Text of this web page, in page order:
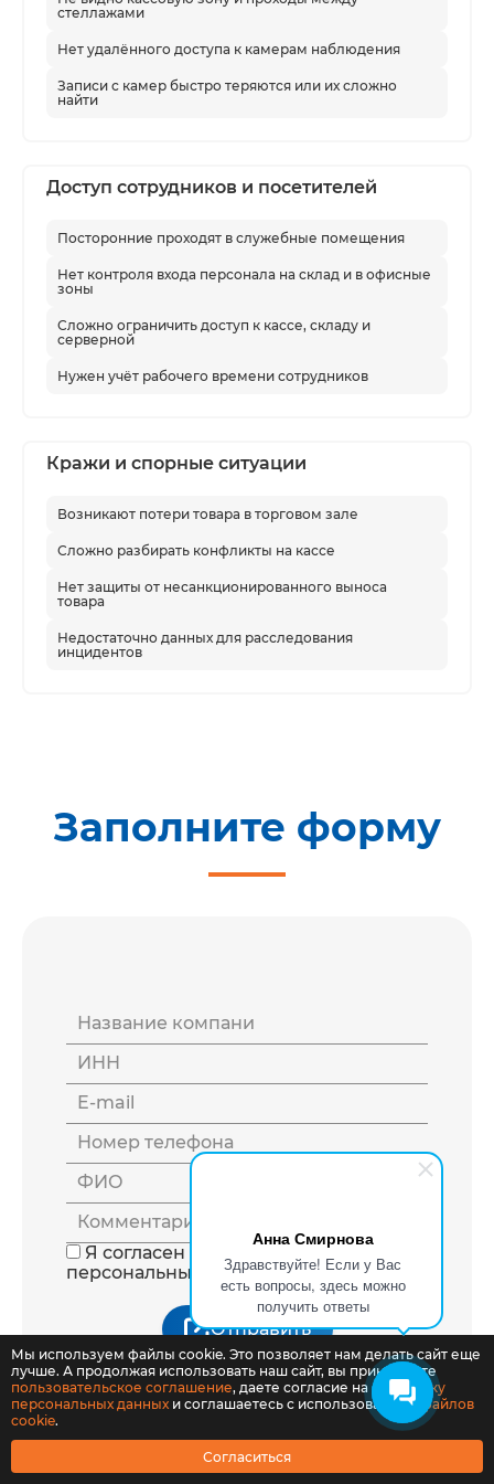
Анна Смирнова
Здравствуйте! Если у Вас
есть вопросы, здесь можно
получить ответы
стеллажами
Нет удалённого доступа к камерам наблюдения
Записи с камер быстро теряются или их сложно
найти
Доступ сотрудников и посетителей
Посторонние проходят в служебные помещения
Нет контроля входа персонала на склад и в офисные
зоны
Сложно ограничить доступ к кассе, складу и
серверной
Нужен учёт рабочего времени сотрудников
Кражи и спорные ситуации
Возникают потери товара в торговом зале
Сложно разбирать конфликты на кассе
Нет защиты от несанкционированного выноса
товара
Недостаточно данных для расследования
инцидентов
Заполните форму
Название компани
ИНН
E-mail
Номер телефона
ФИО
Комментарий
Я согласен на обработку
персональных данных
Отправить
Свяжемся с Вами в течение 10 минут
Мы используем файлы cookie. Это позволяет нам делать сайт еще
лучше. А продолжая использовать наш сайт, вы принимаете
пользовательское соглашение, даете согласие на обработку
персональных данных и соглашаетесь с использованием
файлов
cookie.
Согласиться